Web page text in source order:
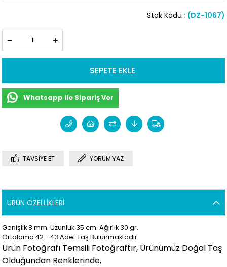
(DZ-1067)
Stok Kodu
Whatsapp ile Sipariş Ver
TAVSIYE ET YORUM YAZ
ÜRÜN ÖZELLIKLERI
Genişlik 8 mm. Uzunluk 35 cm. Ağırlık 30 gr.
Ortalama 42 - 43 Adet Taş Bulunmaktadır
Ürün Fotoğrafı Temsili Fotoğraftır, Ürünümüz Doğal Taş
Olduğundan Renklerinde,